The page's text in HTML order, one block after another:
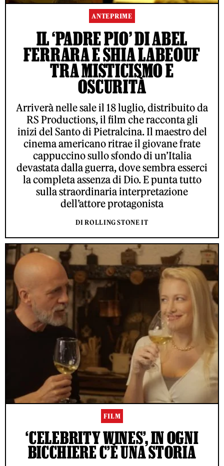
ANTEPRIME
IL ‘PADRE PIO’ DI ABEL
FERRARA E SHIA LABEOUF
TRA MISTICISMO E
OSCURITÀ
Arriverà nelle sale il 18 luglio, distribuito da
RS Productions, il film che racconta gli
inizi del Santo di Pietralcina. Il maestro del
cinema americano ritrae il giovane frate
cappuccino sullo sfondo di un’Italia
devastata dalla guerra, dove sembra esserci
la completa assenza di Dio. E punta tutto
sulla straordinaria interpretazione
dell’attore protagonista
DI ROLLING STONE IT
FILM
‘CELEBRITY WINES’, IN OGNI
BICCHIERE C’È UNA STORIA